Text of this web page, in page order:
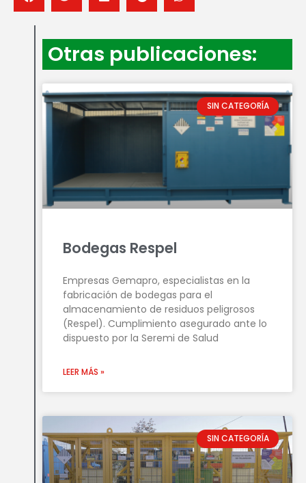
Otras publicaciones:
SIN CATEGORÍA
Bodegas Respel
Empresas Gemapro, especialistas en la
fabricación de bodegas para el
almacenamiento de residuos peligrosos
(Respel). Cumplimiento asegurado ante lo
dispuesto por la Seremi de Salud
LEER MÁS »
SIN CATEGORÍA